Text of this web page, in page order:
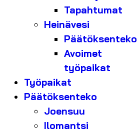
Tapahtumat
Heinävesi
Päätöksenteko
Avoimet
työpaikat
Työpaikat
Päätöksenteko
Joensuu
Ilomantsi